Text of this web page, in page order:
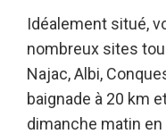
Idéalement situé,
nombreux sites
Najac, Albi,
baignade à 20 km
dimanche matin en